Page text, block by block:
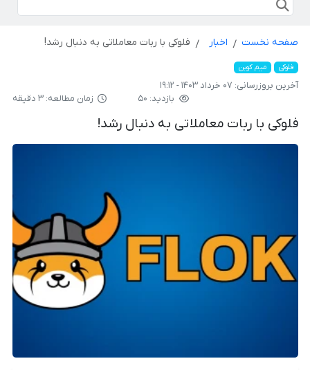
صفحه نخست اخبار فلوکی با ربات معاملاتی به دنبال رشد!
فلوکی میم کوین
آخرین بروزرسانی: ۰۷ خرداد ۱۴۰۳ - ۱۹:۱۲
بازدید: ۵۰
زمان مطالعه: ۳ دقیقه
فلوکی با ربات معاملاتی به دنبال رشد!